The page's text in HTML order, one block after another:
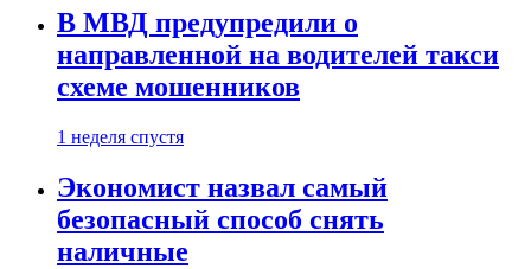
В МВД предупредили о
направленной на водителей такси
схеме мошенников
1 неделя спустя
Экономист назвал самый
безопасный способ снять
наличные